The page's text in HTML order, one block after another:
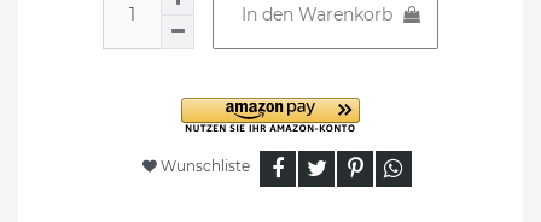
In den Warenkorb
Wunschliste